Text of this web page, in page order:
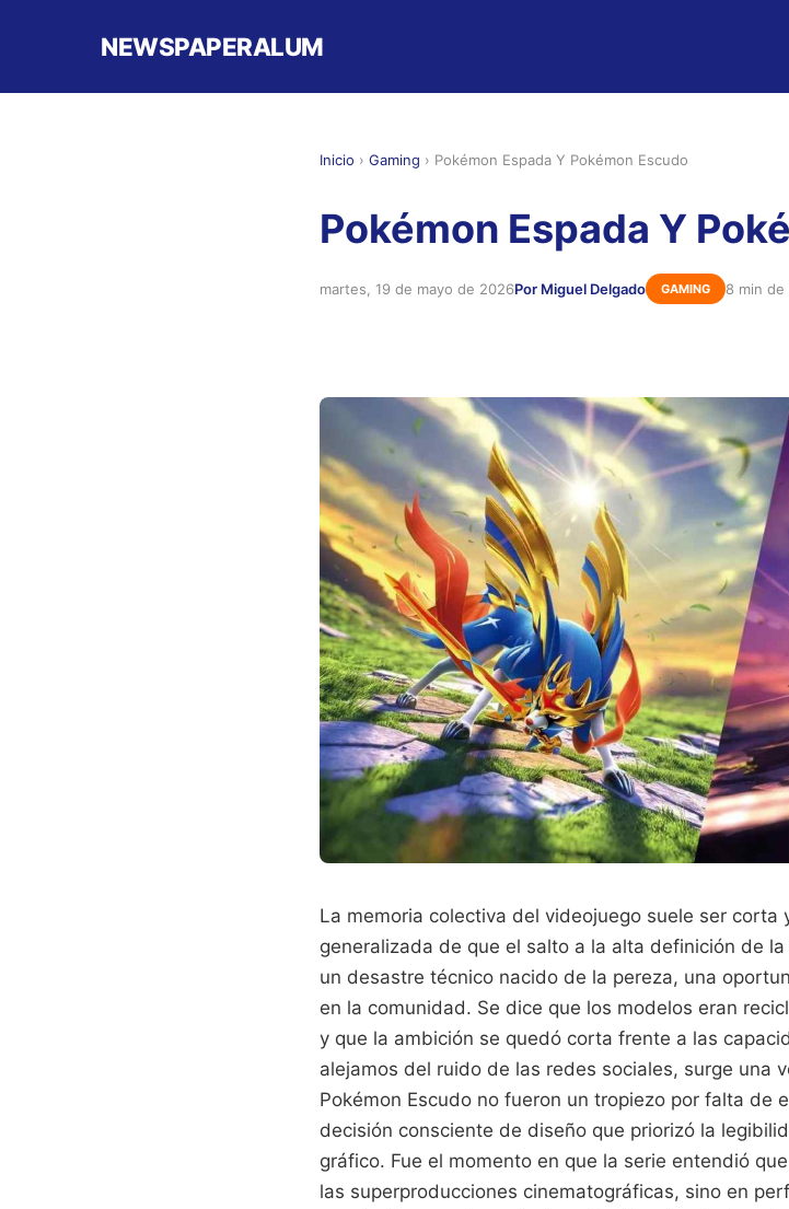
NEWSPAPERALUM
Inicio › Gaming › Pokémon Espada Y Pokémon Escudo
Pokémon Espada Y
martes, 19 de mayo de 2026Por Miguel Delgado GAMING 8 min
La memoria colectiva del videojuego suele ser corta
generalizada de que el salto a la alta definición de
un desastre técnico nacido de la pereza, una
en la comunidad. Se dice que los modelos eran
y que la ambición se quedó corta frente a las
alejamos del ruido de las redes sociales, surge una
Pokémon Escudo no fueron un tropiezo por falta de
decisión consciente de diseño que priorizó la
gráfico. Fue el momento en que la serie entendió
las superproducciones cinematográficas, sino en